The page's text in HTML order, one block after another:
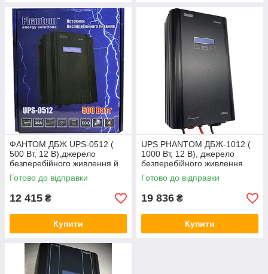
ФАНТОМ ДБЖ UPS-0512 (
500 Вт, 12 В),джерело
безперебійного живлення й
автономного живлення
PHANTOM
Готово до відправки
12 415 ₴
Купити
UPS PHANTOM ДБЖ-1012 (
1000 Вт, 12 В), джерело
безперебійного живлення
Готово до відправки
19 836 ₴
Купити